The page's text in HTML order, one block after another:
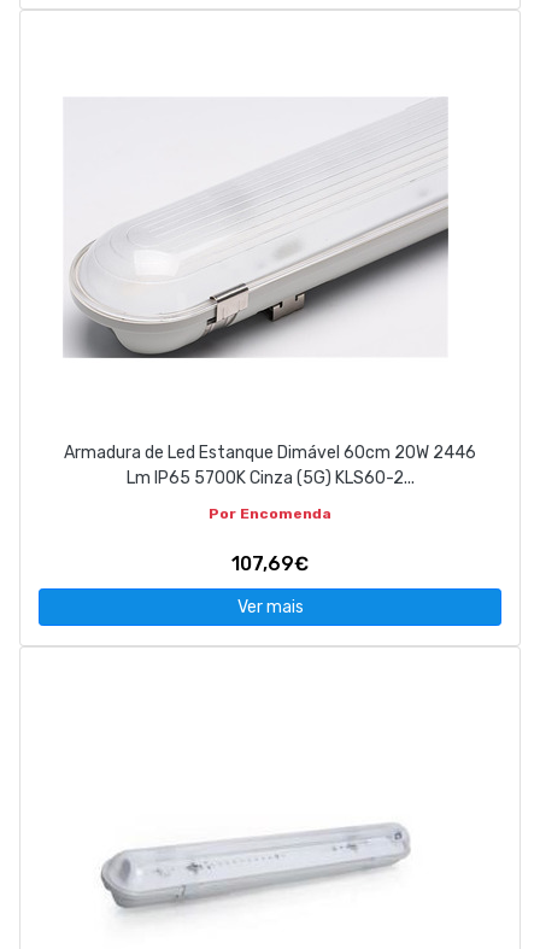
Armadura de Led Estanque Dimável 60cm 20W 2446
Lm IP65 5700K Cinza (5G) KLS60-2...
Por Encomenda
107,69€
Ver mais